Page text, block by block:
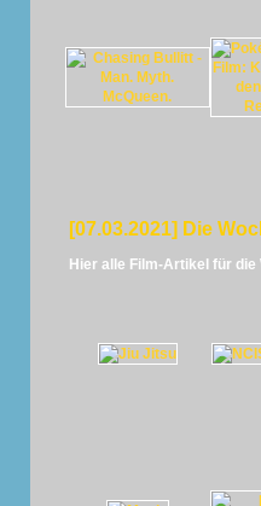
[07.03.2021] Die
Hier alle Film-Artikel für die